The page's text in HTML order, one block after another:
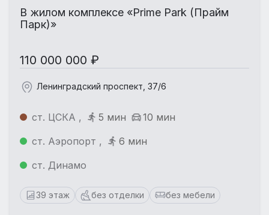
В жилом комплексе «Prime Park (Прайм
Парк)»
110 000 000 ₽
Ленинградский проспект, 37/6
ст. ЦСКА , 5 мин
10 мин
ст. Аэропорт ,
6 мин
ст. Динамо
39 этаж без отделки без мебели